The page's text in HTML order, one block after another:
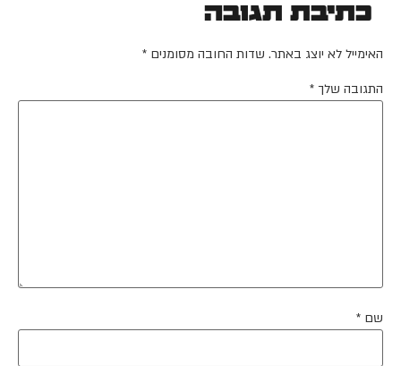
כתיבת תגובה
האימייל לא יוצג באתר. שדות החובה מסומנים *
התגובה שלך *
שם *